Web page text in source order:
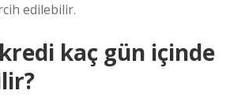
edilebilir.
kaç gün içinde